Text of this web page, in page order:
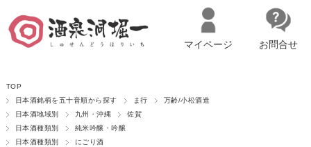
マイページへログイン
マイページ お問合せ
TOP
日本酒銘柄を五十音順から探す
ま行
万齢/小松酒造
日本酒地域別
九州・沖縄
佐賀
日本酒種類別
純米吟醸・吟醸
日本酒種類別
にごり酒